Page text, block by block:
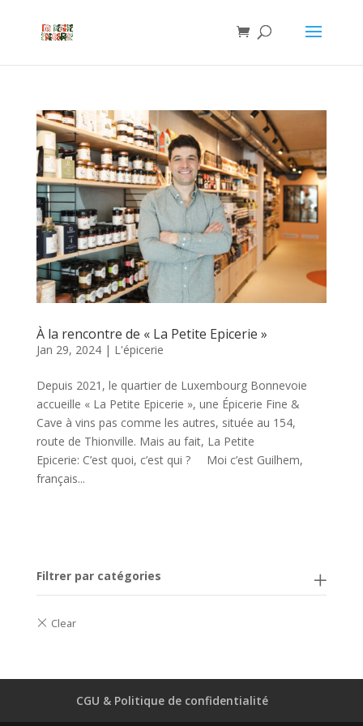
À la rencontre de « La Petite Epicerie »
Jan 29, 2024| L'épicerie
Depuis 2021, le quartier de Luxembourg Bonnevoie
accueille « La Petite Epicerie », une Épicerie Fine &
Cave à vins pas comme les autres, située au 154,
route de Thionville. Mais au fait, La Petite
Epicerie: C’est quoi, c’est qui ? Moi c’est Guilhem,
français...
Filtrer par catégories
CGU & Politique de confidentialité